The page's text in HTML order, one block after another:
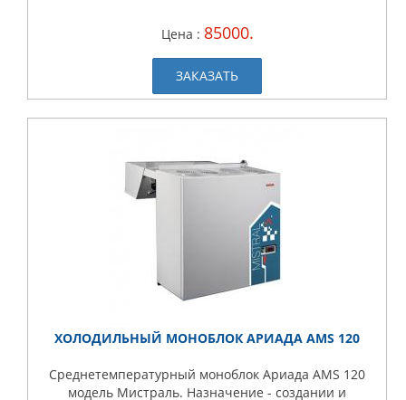
Цена : 85000.
ЗАКАЗАТЬ
ХОЛОДИЛЬНЫЙ МОНОБЛОК АРИАДА AMS 120
Среднетемпературный моноблок Ариада AMS 120
модель Мистраль. Назначение - создании и